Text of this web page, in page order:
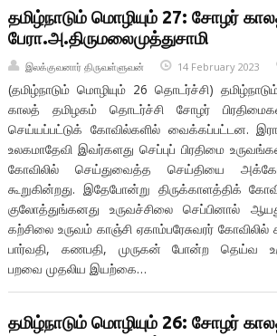
தமிழ்நாடும் மொழியும் 27: சோழர்
பேரா.அ.திருமலைமுத்துசாமி
இலக்குவனார் திருவள்ளுவன் 14 February 2023
(தமிழ்நாடும் மொழியும் 26 தொடர்ச்சி)
காலத் தமிழகம் தொடர்ச்சி சோழர்
செய்யப்பட்டுக் கோவில்களில் வைக்கப்பட்டன.
உலகமாதேவி இவர்களது செப்புப் பிரதிமை
கோவிலில் செய்துவைத்த செய்தியை
கூறுகின்றது. இதேபோன்று திருக்காளத்திக்
குலோத்துங்கனது உருவச்சிலை செப்பினால்
கற்சிலை உருவம் காஞ்சி ஏகாம்பரேசுவரர் கோவிலில்
பார்வதி, கணபதி, முருகன் போன்ற தெய்வ
பறவை முதலிய இயற்கை…
தமிழ்நாடும் மொழியும் 26: சோழர்